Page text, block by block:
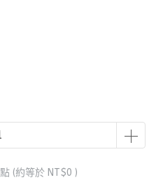
點 (約等於 NT$0 )